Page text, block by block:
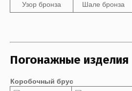
Узор бронза Шале бронза
Погонажные изделия
Коробочный брус